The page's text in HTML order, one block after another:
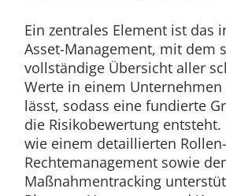
Ein zentrales Element ist das
Asset-Management, mit dem
vollständige Übersicht aller
Werte in einem Unternehmen
lässt, sodass eine fundierte
die Risikobewertung entsteht.
wie einem detaillierten
Rechtemanagement sowie
Maßnahmentracking